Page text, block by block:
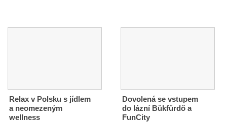
Relax v Polsku s jídlem
a neomezeným
wellness
Dovolená se vstupem
do lázní Bükfürdő a
FunCity